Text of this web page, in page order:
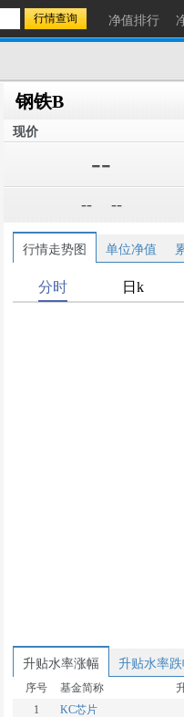
净值排行
钢铁B
现价
--
-- --
行情走势图 单位净值
升贴水率涨幅 升贴水率
序号 基金简称
1
KC芯片